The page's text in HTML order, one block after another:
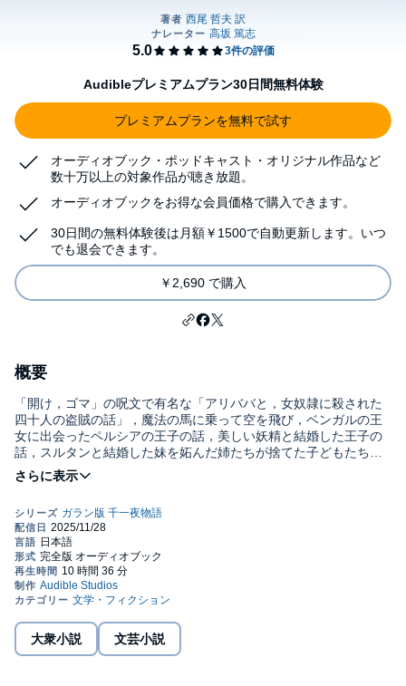
Audibleプレミアムプラン30日間無料体験
プレミアムプランを無料で試す
オーディオブック・ポッドキャスト・オリジナル作品など
数十万以上の対象作品が聴き放題。
オーディオブックをお得な会員価格で購入できます。
30日間の無料体験後は月額￥1500で自動更新します。いつ
でも退会できます。
￥2,690 で購入
概要
「開け，ゴマ」の呪文で有名な「アリババと，女奴隷に殺された
四十人の盗賊の話」，魔法の馬に乗って空を飛び，ベンガルの王
女に出会ったペルシアの王子の話，美しい妖精と結婚した王子の
話，スルタンと結婚した妹を妬んだ姉たちが捨てた子どもたちが
密かに拾われて育ち三つの宝を探し出す話など，不思議な物語が
語られる．©Tetsuo Nishio 2020 (P)2024 Audible, Inc.
大衆小説 文芸小説